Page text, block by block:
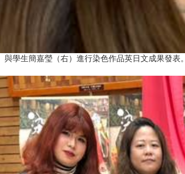
與學生簡嘉瑩（右）進行染色作品英日文成果發表。